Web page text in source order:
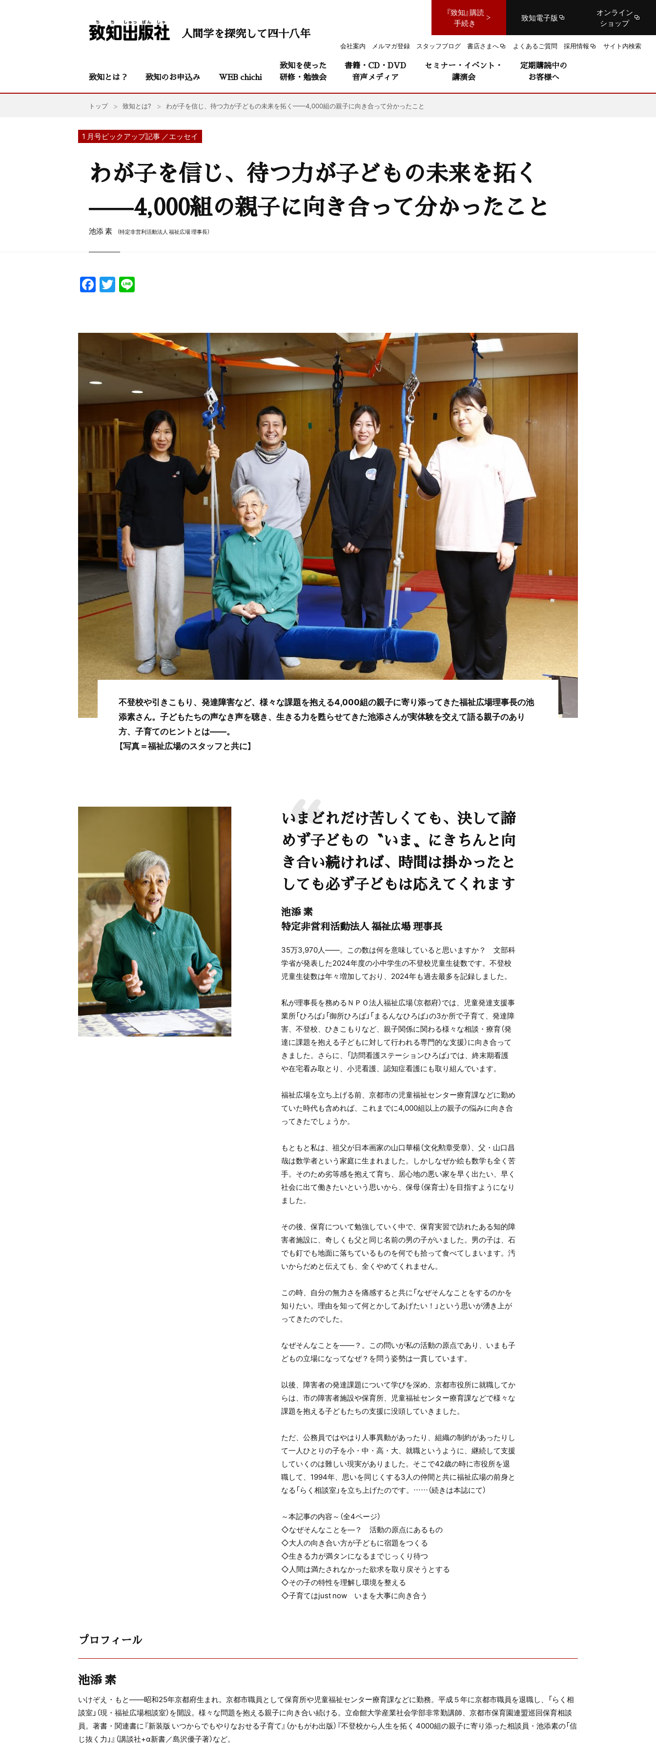
『致知』購読
手続き
致知電子版
オンライン
ショップ
会社案内 メルマガ登録 スタッフブログ 書店さまへ よくあるご質問 採用情報 サイト内検索
人間学を探究して四十八年
致知とは？ 致知のお申込み WEB chichi
致知を使った
研修・勉強会
書籍・CD・DVD
音声メディア
セミナー・イベント・
講演会
定期購読中の
お客様へ
トップ 致知とは? わが子を信じ、待つ力が子どもの未来を拓く——4,000組の親子に向き合って分かったこと
1 月号ピックアップ記事 ／エッセイ
わが子を信じ、待つ力が子どもの未来を拓く
——4,000組の親子に向き合って分かったこと
池添 素 （特定非営利活動法人 福祉広場 理事長）
F
a
e
b
o
o
k
T
w
er
不登校や引きこもり、発達障害など、様々な課題を抱える4,000組の親子に寄り添ってきた福祉広場理事長の池
添素さん。子どもたちの声なき声を聴き、生きる力を甦らせてきた池添さんが実体験を交えて語る親子のあり
方、子育てのヒントとは――。
【写真＝福祉広場のスタッフと共に】
いまどれだけ苦しくても、決して諦
めず子どもの〝いま〟にきちんと向
き合い続ければ、時間は掛かったと
しても必ず子どもは応えてくれます
池添 素
特定非営利活動法人 福祉広場 理事長
35万3,970人――。この数は何を意味していると思いますか？ 文部科
学省が発表した2024年度の小中学生の不登校児童生徒数です。不登校
児童生徒数は年々増加しており、2024年も過去最多を記録しました。
私が理事長を務めるＮＰＯ法人福祉広場（京都府）では、児童発達支援事
業所「ひろば」「御所ひろば」「まるんなひろば」の3か所で子育て、発達障
害、不登校、ひきこもりなど、親子関係に関わる様々な相談・療育（発
達に課題を抱える子どもに対して行われる専門的な支援）に向き合って
きました。さらに、「訪問看護ステーションひろば」では、終末期看護
や在宅看み取とり、小児看護、認知症看護にも取り組んでいます。
福祉広場を立ち上げる前、京都市の児童福祉センター療育課などに勤め
ていた時代も含めれば、これまでに4,000組以上の親子の悩みに向き合
ってきたでしょうか。
もともと私は、祖父が日本画家の山口華楊（文化勲章受章）、父・山口昌
哉は数学者という家庭に生まれました。しかしなぜか絵も数学も全く苦
手。そのため劣等感を抱えて育ち、居心地の悪い家を早く出たい、早く
社会に出て働きたいという思いから、保母（保育士）を目指すようになり
ました。
その後、保育について勉強していく中で、保育実習で訪れたある知的障
害者施設に、奇しくも父と同じ名前の男の子がいました。男の子は、石
でも釘でも地面に落ちているものを何でも拾って食べてしまいます。汚
いからだめと伝えても、全くやめてくれません。
この時、自分の無力さを痛感すると共に「なぜそんなことをするのかを
知りたい。理由を知って何とかしてあげたい！」という思いが湧き上が
ってきたのでした。
なぜそんなことを――？。この問いが私の活動の原点であり、いまも子
どもの立場になってなぜ？を問う姿勢は一貫しています。
以後、障害者の発達課題について学びを深め、京都市役所に就職してか
らは、市の障害者施設や保育所、児童福祉センター療育課などで様々な
課題を抱える子どもたちの支援に没頭していきました。
ただ、公務員ではやはり人事異動があったり、組織の制約があったりし
て一人ひとりの子を小・中・高・大、就職というように、継続して支援
していくのは難しい現実がありました。そこで42歳の時に市役所を退
職して、1994年、思いを同じくする3人の仲間と共に福祉広場の前身と
なる「らく相談室」を立ち上げたのです。……（続きは本誌にて）
～本記事の内容～（全4ページ）
◇なぜそんなことを―？ 活動の原点にあるもの
◇大人の向き合い方が子どもに宿題をつくる
◇生きる力が満タンになるまでじっくり待つ
◇人間は満たされなかった欲求を取り戻そうとする
◇その子の特性を理解し環境を整える
◇子育てはjust now いまを大事に向き合う
プロフィール
池添 素
いけぞえ・もと――昭和25年京都府生まれ。京都市職員として保育所や児童福祉センター療育課などに勤務。平成５年に京都市職員を退職し、「らく相
談室」（現・福祉広場相談室）を開設。様々な問題を抱える親子に向き合い続ける。立命館大学産業社会学部非常勤講師、京都市保育園連盟巡回保育相談
員。著書・関連書に『新装版 いつからでもやりなおせる子育て』（かもがわ出版）『不登校から人生を拓く 4000組の親子に寄り添った相談員・池添素の「信
じ抜く力」』（講談社+α新書／島沢優子著）など。